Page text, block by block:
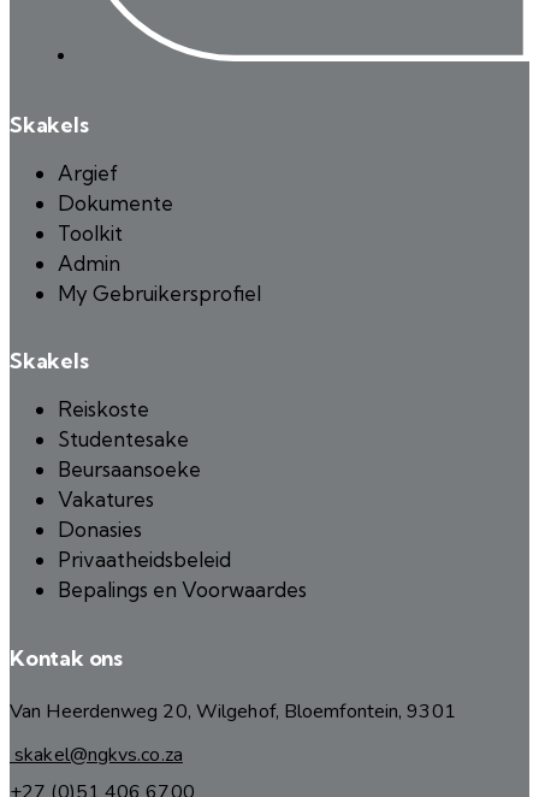
Skakels
Argief
Dokumente
Toolkit
Admin
My Gebruikersprofiel
Skakels
Reiskoste
Studentesake
Beursaansoeke
Vakatures
Donasies
Privaatheidsbeleid
Bepalings en Voorwaardes
Kontak ons
Van Heerdenweg 20, Wilgehof, Bloemfontein, 9301
skakel@ngkvs.co.za